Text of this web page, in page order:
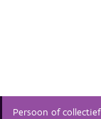
Persoon of collectief